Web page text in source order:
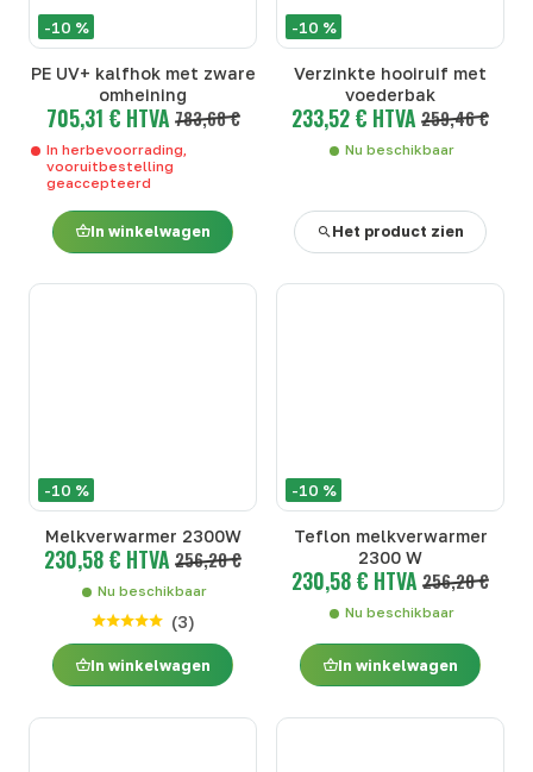
-10 %
PE UV+ kalfhok met zware
omheining
705,31 € HTVA 783,68 €
In herbevoorrading,
vooruitbestelling
geaccepteerd
In winkelwagen
-10 %
Verzinkte hooiruif met
voederbak
233,52 € HTVA 259,46 €
Nu beschikbaar
Het product zien
-10 %
Melkverwarmer 2300W
230,58 € HTVA 256,20 €
Nu beschikbaar
(3)
In winkelwagen
-10 %
Teflon melkverwarmer
2300 W
230,58 € HTVA 256,20 €
Nu beschikbaar
In winkelwagen